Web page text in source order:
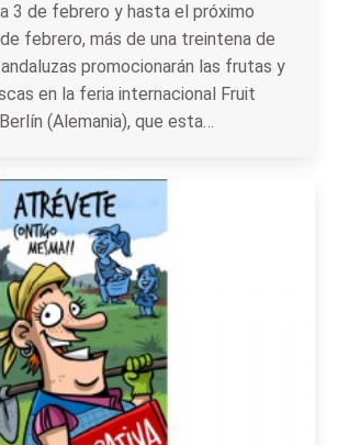
3 de febrero y hasta el próximo
febrero, más de una treintena de
promocionarán las frutas y
en la feria internacional Fruit
(Alemania), que esta…